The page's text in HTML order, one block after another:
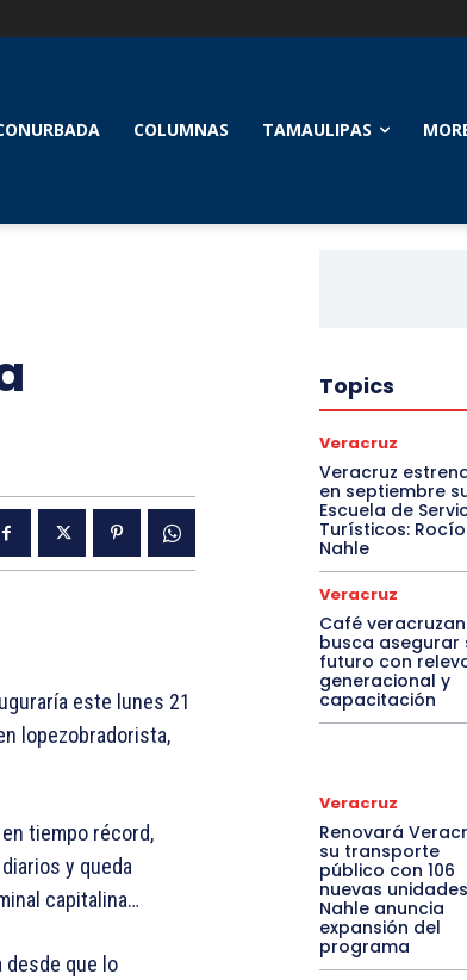
COLUMNAS TAMAULIPAS
este lunes 21
lopezobradorista,
tiempo récord,
y queda
capitalina…
desde que lo
Topics
Veracruz
Veracruz
en septiembre
Escuela de
Turísticos: Rocío
Nahle
Veracruz
Café
busca asegurar
futuro con
generacional y
capacitación
Veracruz
Renovará
su transporte
público con 106
nuevas
Nahle anuncia
expansión del
programa